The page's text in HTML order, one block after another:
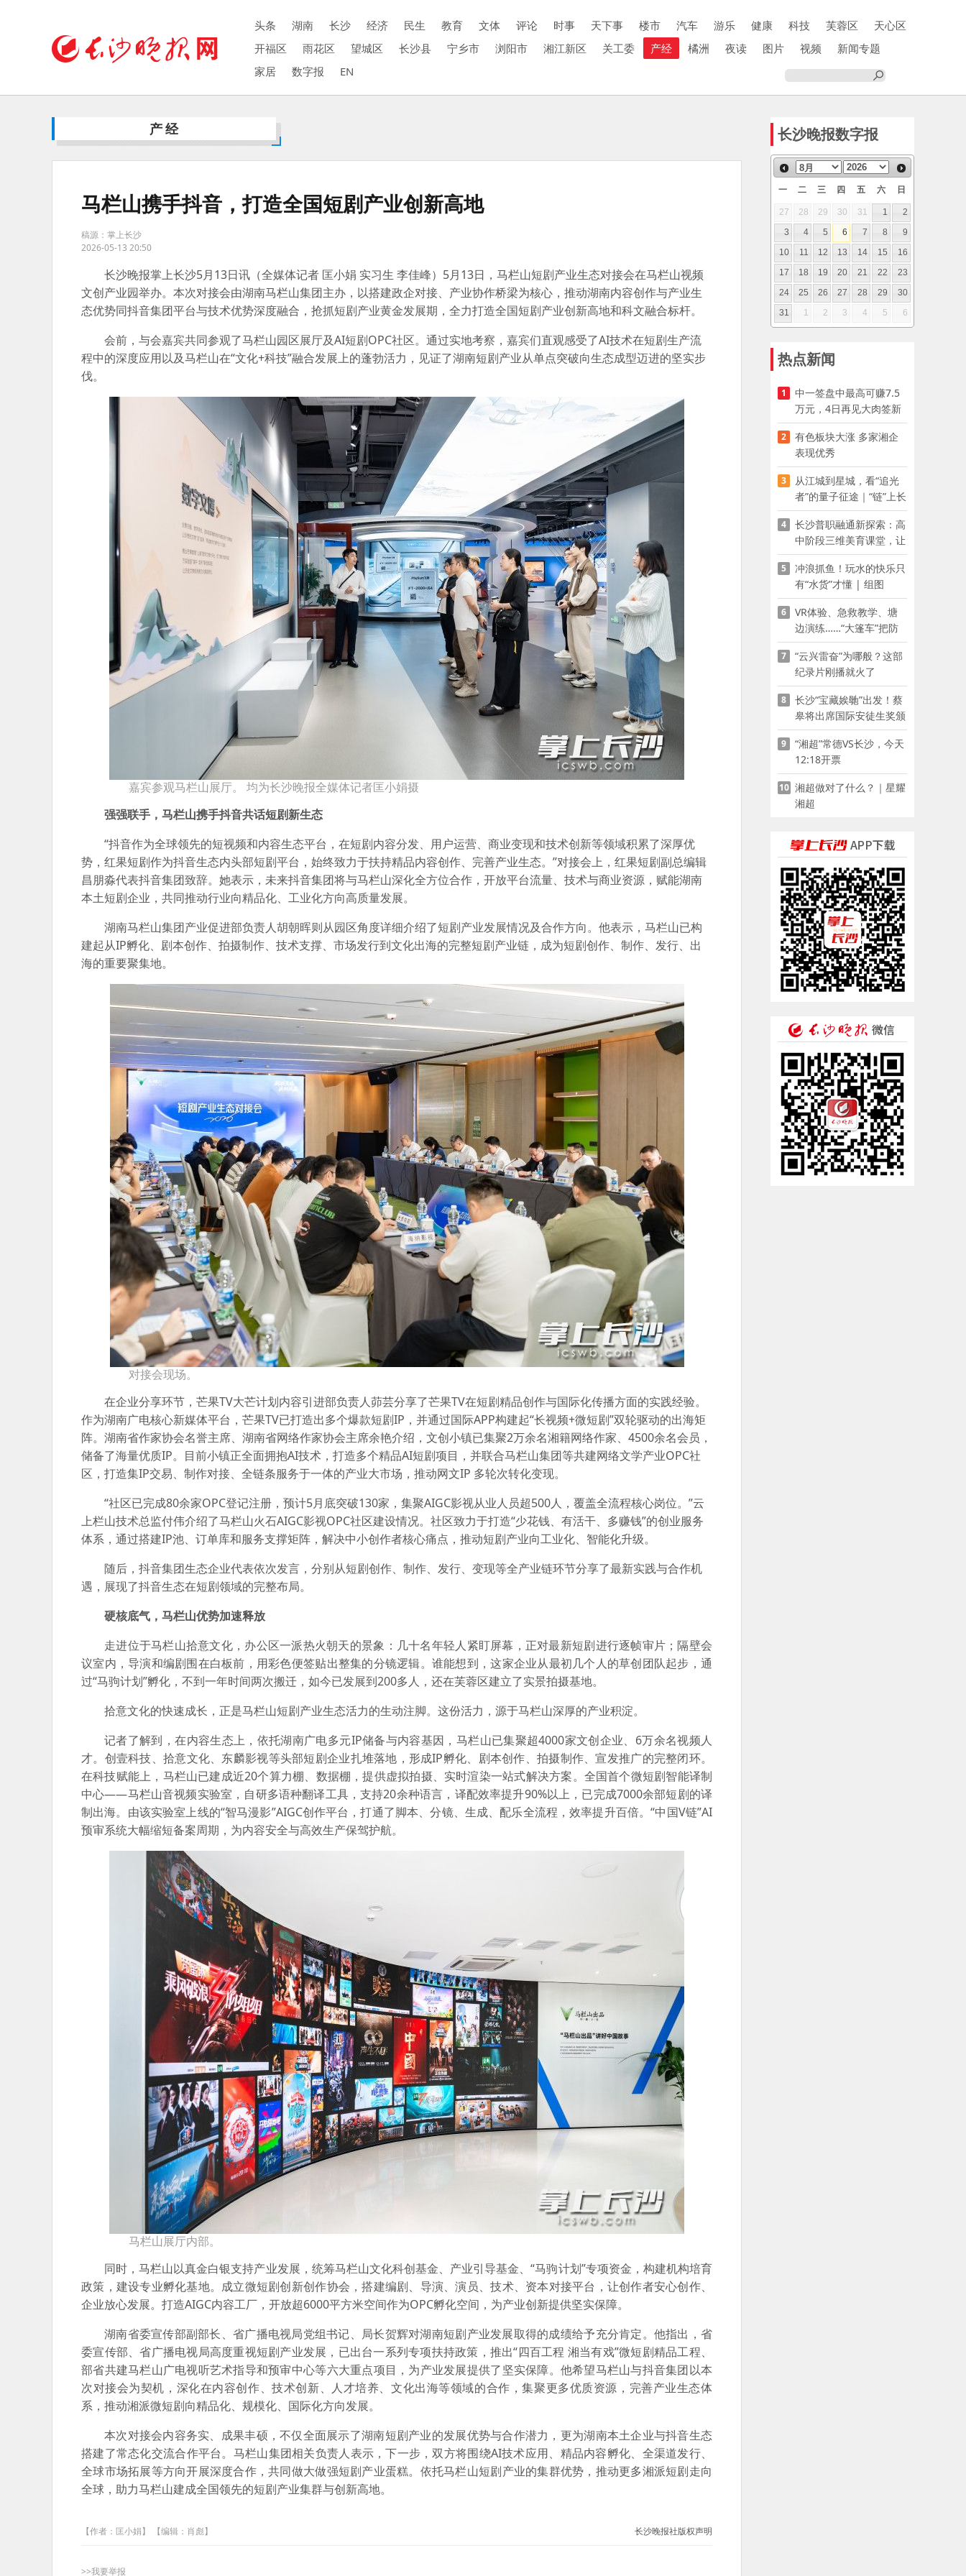
头条 湖南 长沙 经济 民生 教育 文体 评论 时事 天下事 楼市 汽车 游乐 健康 科技 芙蓉区
天心区
开福区
雨花区 望城区 长沙县 宁乡市 浏阳市 湘江新区 关工委 产经 橘洲 夜读 图片 视频
新闻专题
家居
数字报 EN
产经
马栏山携手抖音，打造全国短剧产业创新高地
稿源：掌上长沙
2026-05-13 20:50
长沙晚报掌上长沙5月13日讯（全媒体记者 匡小娟 实习生 李佳峰）5月13日，马栏山短剧产业生态对接会在马栏山视频
文创产业园举办。本次对接会由湖南马栏山集团主办，以搭建政企对接、产业协作桥梁为核心，推动湖南内容创作与产业生
态优势同抖音集团平台与技术优势深度融合，抢抓短剧产业黄金发展期，全力打造全国短剧产业创新高地和科文融合标杆。
会前，与会嘉宾共同参观了马栏山园区展厅及AI短剧OPC社区。通过实地考察，嘉宾们直观感受了AI技术在短剧生产流
程中的深度应用以及马栏山在“文化+科技”融合发展上的蓬勃活力，见证了湖南短剧产业从单点突破向生态成型迈进的坚实步
伐。
嘉宾参观马栏山展厅。 均为长沙晚报全媒体记者匡小娟摄
强强联手，马栏山携手抖音共话短剧新生态
“抖音作为全球领先的短视频和内容生态平台，在短剧内容分发、用户运营、商业变现和技术创新等领域积累了深厚优
势，红果短剧作为抖音生态内头部短剧平台，始终致力于扶持精品内容创作、完善产业生态。”对接会上，红果短剧副总编辑
昌朋淼代表抖音集团致辞。她表示，未来抖音集团将与马栏山深化全方位合作，开放平台流量、技术与商业资源，赋能湖南
本土短剧企业，共同推动行业向精品化、工业化方向高质量发展。
湖南马栏山集团产业促进部负责人胡朝晖则从园区角度详细介绍了短剧产业发展情况及合作方向。他表示，马栏山已构
建起从IP孵化、剧本创作、拍摄制作、技术支撑、市场发行到文化出海的完整短剧产业链，成为短剧创作、制作、发行、出
海的重要聚集地。
对接会现场。
在企业分享环节，芒果TV大芒计划内容引进部负责人茆芸分享了芒果TV在短剧精品创作与国际化传播方面的实践经验。
作为湖南广电核心新媒体平台，芒果TV已打造出多个爆款短剧IP，并通过国际APP构建起“长视频+微短剧”双轮驱动的出海矩
阵。湖南省作家协会名誉主席、湖南省网络作家协会主席余艳介绍，文创小镇已集聚2万余名湘籍网络作家、4500余名会员，
储备了海量优质IP。目前小镇正全面拥抱AI技术，打造多个精品AI短剧项目，并联合马栏山集团等共建网络文学产业OPC社
区，打造集IP交易、制作对接、全链条服务于一体的产业大市场，推动网文IP 多轮次转化变现。
“社区已完成80余家OPC登记注册，预计5月底突破130家，集聚AIGC影视从业人员超500人，覆盖全流程核心岗位。”云
上栏山技术总监付伟介绍了马栏山火石AIGC影视OPC社区建设情况。社区致力于打造“少花钱、有活干、多赚钱”的创业服务
体系，通过搭建IP池、订单库和服务支撑矩阵，解决中小创作者核心痛点，推动短剧产业向工业化、智能化升级。
随后，抖音集团生态企业代表依次发言，分别从短剧创作、制作、发行、变现等全产业链环节分享了最新实践与合作机
遇，展现了抖音生态在短剧领域的完整布局。
硬核底气，马栏山优势加速释放
走进位于马栏山拾意文化，办公区一派热火朝天的景象：几十名年轻人紧盯屏幕，正对最新短剧进行逐帧审片；隔壁会
议室内，导演和编剧围在白板前，用彩色便签贴出整集的分镜逻辑。谁能想到，这家企业从最初几个人的草创团队起步，通
过“马驹计划”孵化，不到一年时间两次搬迁，如今已发展到200多人，还在芙蓉区建立了实景拍摄基地。
拾意文化的快速成长，正是马栏山短剧产业生态活力的生动注脚。这份活力，源于马栏山深厚的产业积淀。
记者了解到，在内容生态上，依托湖南广电多元IP储备与内容基因，马栏山已集聚超4000家文创企业、6万余名视频人
才。创壹科技、拾意文化、东麟影视等头部短剧企业扎堆落地，形成IP孵化、剧本创作、拍摄制作、宣发推广的完整闭环。
在科技赋能上，马栏山已建成近20个算力棚、数据棚，提供虚拟拍摄、实时渲染一站式解决方案。全国首个微短剧智能译制
中心——马栏山音视频实验室，自研多语种翻译工具，支持20余种语言，译配效率提升90%以上，已完成7000余部短剧的译
制出海。由该实验室上线的“智马漫影”AIGC创作平台，打通了脚本、分镜、生成、配乐全流程，效率提升百倍。“中国V链”AI
预审系统大幅缩短备案周期，为内容安全与高效生产保驾护航。
马栏山展厅内部。
同时，马栏山以真金白银支持产业发展，统筹马栏山文化科创基金、产业引导基金、“马驹计划”专项资金，构建机构培育
政策，建设专业孵化基地。成立微短剧创新创作协会，搭建编剧、导演、演员、技术、资本对接平台，让创作者安心创作、
企业放心发展。打造AIGC内容工厂，开放超6000平方米空间作为OPC孵化空间，为产业创新提供坚实保障。
湖南省委宣传部副部长、省广播电视局党组书记、局长贺辉对湖南短剧产业发展取得的成绩给予充分肯定。他指出，省
委宣传部、省广播电视局高度重视短剧产业发展，已出台一系列专项扶持政策，推出“四百工程 湘当有戏”微短剧精品工程、
部省共建马栏山广电视听艺术指导和预审中心等六大重点项目，为产业发展提供了坚实保障。他希望马栏山与抖音集团以本
次对接会为契机，深化在内容创作、技术创新、人才培养、文化出海等领域的合作，集聚更多优质资源，完善产业生态体
系，推动湘派微短剧向精品化、规模化、国际化方向发展。
本次对接会内容务实、成果丰硕，不仅全面展示了湖南短剧产业的发展优势与合作潜力，更为湖南本土企业与抖音生态
搭建了常态化交流合作平台。马栏山集团相关负责人表示，下一步，双方将围绕AI技术应用、精品内容孵化、全渠道发行、
全球市场拓展等方向开展深度合作，共同做大做强短剧产业蛋糕。依托马栏山短剧产业的集群优势，推动更多湘派短剧走向
全球，助力马栏山建成全国领先的短剧产业集群与创新高地。
【作者：匡小娟】 【编辑：肖彪】 长沙晚报社版权声明
>>我要举报
长沙晚报数字报
一 二 三 四 五 六 日
27 28 29 30 31 1
2
3
4 5 6 7 8
9
10
11 12 13 14 15
16
17
18 19 20 21 22
23
24
25 26 27 28 29
30
31
1 2 3 4 5 6
热点新闻
1
中一签盘中最高可赚7.5
万元，4日再见大肉签新
股
2
有色板块大涨 多家湘企
表现优秀
3
从江城到星城，看“追光
者”的量子征途｜“链”上长
沙 “才”够硬核
4
长沙普职融通新探索：高
中阶段三维美育课堂，让
少年向美而生
5
冲浪抓鱼！玩水的快乐只
有“水货”才懂 | 组图
6
VR体验、急救教学、塘
边演练……“大篷车”把防
溺水课堂搬到乡村青少年
家门口
7
“云兴雷奋”为哪般？这部
纪录片刚播就火了
8
长沙“宝藏娭毑”出发！蔡
皋将出席国际安徒生奖颁
奖典礼并领奖
9
“湘超”常德VS长沙，今天
12:18开票
10 湘超做对了什么？｜星耀
湘超